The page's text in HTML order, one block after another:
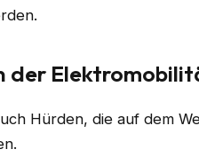
der
Hürden, die auf dem